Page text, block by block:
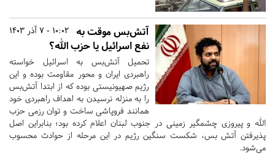
10:02 - 7 آذر 1403
آتش‌بس موقت به
نفع اسرائیل یا حزب الله؟
تحمیل آتش‌بس به اسرائیل خواسته
راهبردی ایران و محور مقاومت بوده و این
رژیم صهیونیستی بوده که از ابتدا آتش‌بس
را به منزله نرسیدن به اهداف راهبردی خود
همانند فروپاشی ساخت و توان رزمی حزب
الله و پیروزی چشمگیر زمینی در جنوب لبنان اعلام کرده بود؛ بنابراین اصل
پذیرفتن آتش بس، شکست سنگین رژیم در این مرحله از حوادث محسوب
می‌شود.